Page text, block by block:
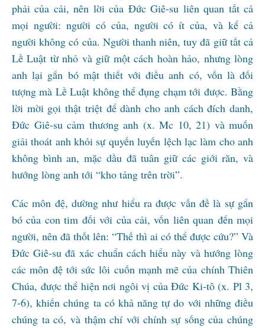
phải của cải, nên lời của Đức Giê-su liên quan tất cả
mọi người: người có của, người có ít của, và kể cả
người không có của. Người thanh niên, tuy đã giữ tất cả
Lề Luật từ nhỏ và giữ một cách hoàn hảo, nhưng lòng
anh lại gắn bó mật thiết với điều anh có, vốn là đối
tượng mà Lề Luật không thể đụng chạm tới được. Bằng
lời mời gọi thật triệt để dành cho anh cách đích danh,
Đức Giê-su cảm thương anh (x. Mc 10, 21) và muốn
giải thoát anh khỏi sự quyến luyến lệch lạc làm cho anh
không bình an, mặc dầu đã tuân giữ các giới răn, và
hướng lòng anh tới “kho tảng trên trời”.
Các môn đệ, dường như hiểu ra được vấn đề là sự gắn
bó của con tim đối với của cải, vốn liên quan đến mọi
người, nên đã thốt lên: “Thế thì ai có thể được cứu?” Và
Đức Giê-su đã xác chuẩn cách hiểu này và hướng lòng
các môn đệ tới sức lôi cuốn mạnh mẽ của chính Thiên
Chúa, được thể hiện nơi ngôi vị của Đức Ki-tô (x. Pl 3,
7-6), khiến chúng ta có khả năng tự do với những điều
chúng ta có, và thậm chí với chính sự sống của chúng